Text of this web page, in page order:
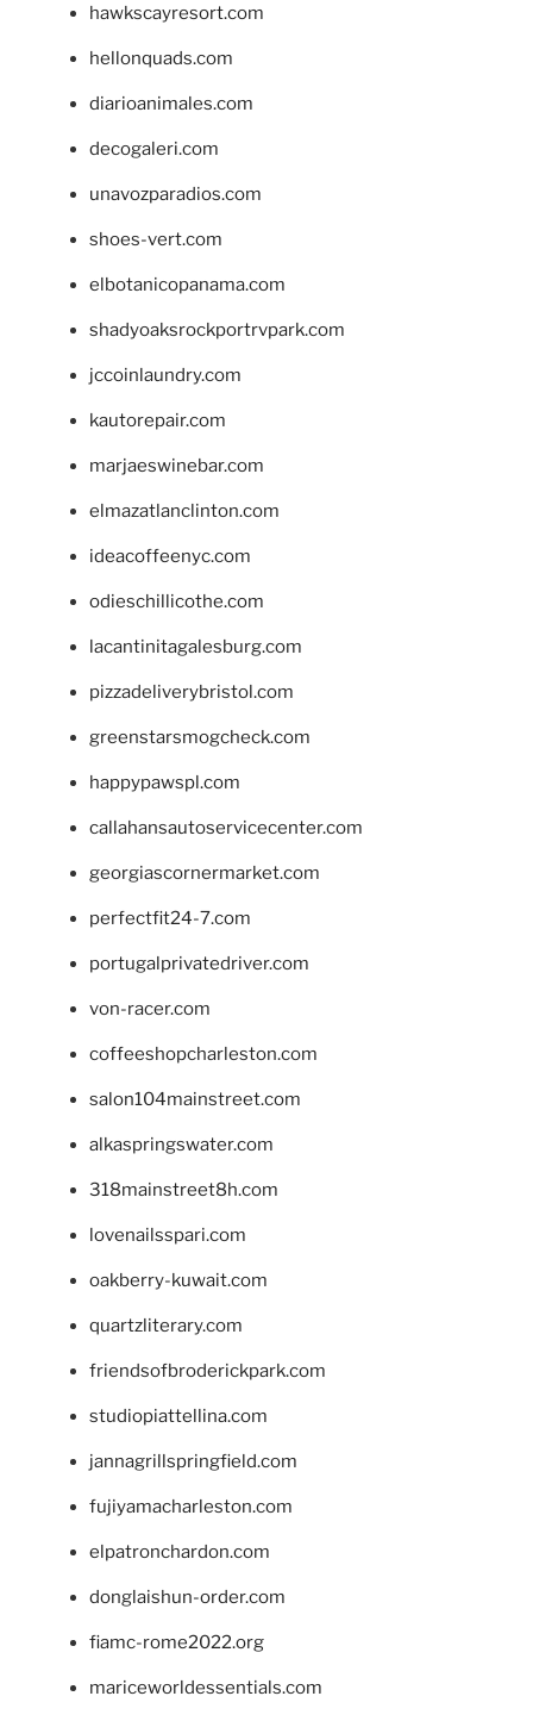
hawkscayresort.com
hellonquads.com
diarioanimales.com
decogaleri.com
unavozparadios.com
shoes-vert.com
elbotanicopanama.com
shadyoaksrockportrvpark.com
jccoinlaundry.com
kautorepair.com
marjaeswinebar.com
elmazatlanclinton.com
ideacoffeenyc.com
odieschillicothe.com
lacantinitagalesburg.com
pizzadeliverybristol.com
greenstarsmogcheck.com
happypawspl.com
callahansautoservicecenter.com
georgiascornermarket.com
perfectfit24-7.com
portugalprivatedriver.com
von-racer.com
coffeeshopcharleston.com
salon104mainstreet.com
alkaspringswater.com
318mainstreet8h.com
lovenailsspari.com
oakberry-kuwait.com
quartzliterary.com
friendsofbroderickpark.com
studiopiattellina.com
jannagrillspringfield.com
fujiyamacharleston.com
elpatronchardon.com
donglaishun-order.com
fiamc-rome2022.org
mariceworldessentials.com